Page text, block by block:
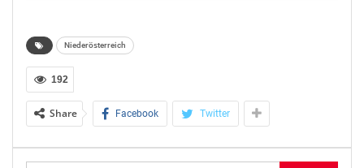
Im Jahr 2050 werden in Österreich mehr als doppelt so
insgesamt rund eine Million Männer und Frauen. Diese
Prognose wirft viele Fragen nach der Finanzierung von
Pflege – im mobilen und stationären Bereich – auf.
Die VertreterInnen der Medien sind herzlich zur
Niederösterreich
192
Share Facebook Twitter